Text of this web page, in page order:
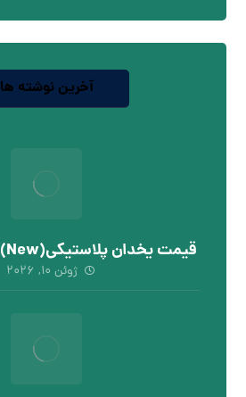
آخرین نوشته ها
قیمت یخدان پلاستیکی(New) در بازار + جدول
ژوئن ۱۰, ۲۰۲۶